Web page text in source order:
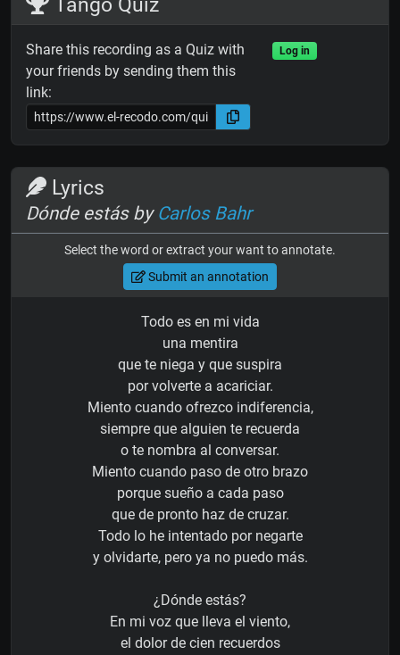
Share this recording as a Quiz with
your friends by sending them this
link:
Log in
Lyrics
Dónde estás by Carlos Bahr
Select the word or extract your want to annotate.
Submit an annotation
Todo es en mi vida
una mentira
que te niega y que suspira
por volverte a acariciar.
Miento cuando ofrezco indiferencia,
siempre que alguien te recuerda
o te nombra al conversar.
Miento cuando paso de otro brazo
porque sueño a cada paso
que de pronto haz de cruzar.
Todo lo he intentado por negarte
y olvidarte, pero ya no puedo más.
¿Dónde estás?
En mi voz que lleva el viento,
el dolor de cien recuerdos